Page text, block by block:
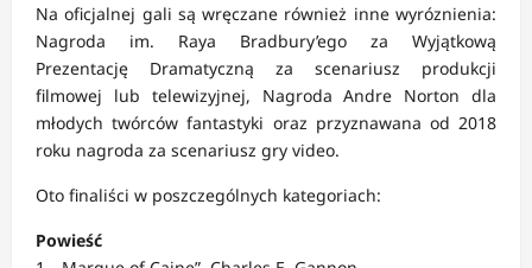
Na oficjalnej gali są wręczane również inne wyróznienia:
Nagroda im. Raya Bradbury’ego za Wyjątkową
Prezentację Dramatyczną za scenariusz produkcji
filmowej lub telewizyjnej, Nagroda Andre Norton dla
młodych twórców fantastyki oraz przyznawana od 2018
roku nagroda za scenariusz gry video.
Oto finaliści w poszczególnych kategoriach:
Powieść